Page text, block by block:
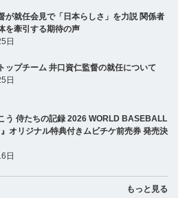
が就任会見で「日本らしさ」を力説 関係者
を牽引する期待の声
日
ップチーム 井口資仁監督の就任について
日
う 侍たちの記録 2026 WORLD BASEBALL
オリジナル特典付きムビチケ前売券 発売決
日
もっと見る